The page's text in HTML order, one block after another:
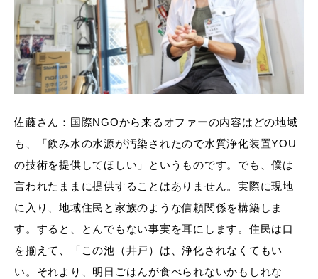
佐藤さん：国際NGOから来るオファーの内容はどの地域
も、「飲み水の水源が汚染されたので水質浄化装置YOU
の技術を提供してほしい」というものです。でも、僕は
言われたままに提供することはありません。実際に現地
に入り、地域住民と家族のような信頼関係を構築しま
す。すると、とんでもない事実を耳にします。住民は口
を揃えて、「この池（井戸）は、浄化されなくてもい
い。それより、明日ごはんが食べられないかもしれな